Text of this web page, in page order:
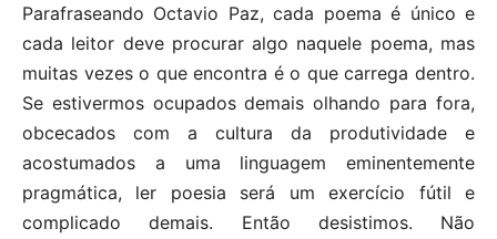
Parafraseando Octavio Paz, cada poema é único e
cada leitor deve procurar algo naquele poema, mas
muitas vezes o que encontra é o que carrega dentro.
Se estivermos ocupados demais olhando para fora,
obcecados com a cultura da produtividade e
acostumados a uma linguagem eminentemente
pragmática, ler poesia será um exercício fútil e
complicado demais. Então desistimos. Não